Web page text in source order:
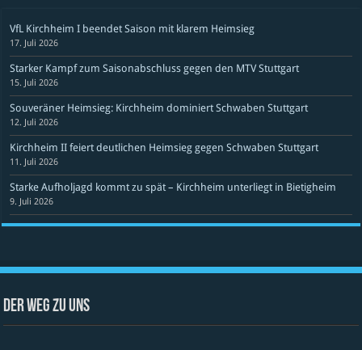
VfL Kirchheim I beendet Saison mit klarem Heimsieg
17. Juli 2026
Starker Kampf zum Saisonabschluss gegen den MTV Stuttgart
15. Juli 2026
Souveräner Heimsieg: Kirchheim dominiert Schwaben Stuttgart
12. Juli 2026
Kirchheim II feiert deutlichen Heimsieg gegen Schwaben Stuttgart
11. Juli 2026
Starke Aufholjagd kommt zu spät – Kirchheim unterliegt in Bietigheim
9. Juli 2026
Der Weg zu uns